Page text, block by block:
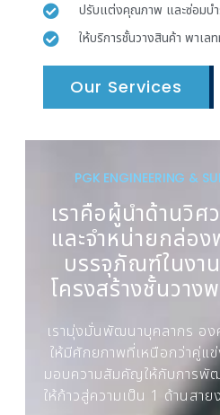
ปรับแต่งคุณภาพ และซ่อมบำ
ให้บริการชั้นวางสินค้า พาเล
Our Services
PGK ENGINEERING &
เราคือผู้นำด้านวิ
และจำหน่ายกล่อ
บรรจุภัณฑ์ในงา
โครงสร้างชั้นวาง
เรามุ่งมั่นพัฒนาบุคลากร อ
ให้มีศักยภาพที่เหนือกว่าคู่แ
มอบความสัมคัญให้กับการพั
ให้ก้าวสู่ความเป็น 1 ด้านสา